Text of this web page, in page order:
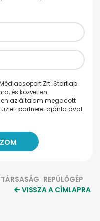
Zrt. Startlap
és közvetlen
az általam megadott
partnerei ajánlatával.
REPÜLŐGÉP
VISSZA A CÍMLAPRA